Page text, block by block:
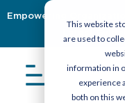
This website
are used to
information in
experience
both on this
Empowering